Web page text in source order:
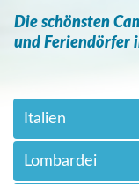
Die schönsten
und Feriendörfer
Italien
Lombardei